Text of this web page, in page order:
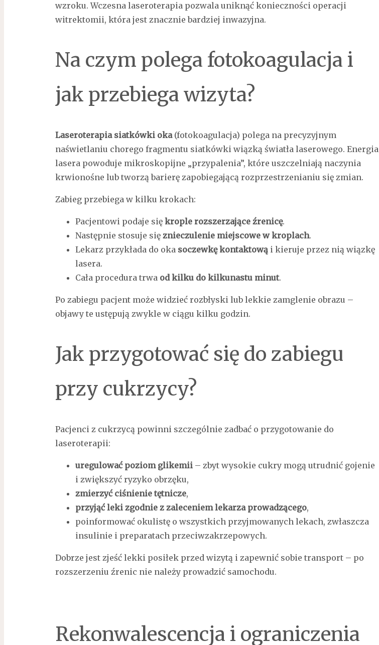
wzroku. Wczesna laseroterapia pozwala uniknąć konieczności operacji
witrektomii, która jest znacznie bardziej inwazyjna.
Na czym polega fotokoagulacja i
jak przebiega wizyta?
Laseroterapia siatkówki oka(fotokoagulacja) polega na precyzyjnym
naświetlaniu chorego fragmentu siatkówki wiązką światła laserowego. Energia
lasera powoduje mikroskopijne „przypalenia”, które uszczelniają naczynia
krwionośne lub tworzą barierę zapobiegającą rozprzestrzenianiu się zmian.
Zabieg przebiega w kilku krokach:
Pacjentowi podaje się krople rozszerzające źrenicę.
Następnie stosuje się znieczulenie miejscowe w kroplach.
Lekarz przykłada do oka soczewkę kontaktowąi kieruje przez nią wiązkę
lasera.
Cała procedura trwa od kilku do kilkunastu minut.
Po zabiegu pacjent może widzieć rozbłyski lub lekkie zamglenie obrazu –
objawy te ustępują zwykle w ciągu kilku godzin.
Jak przygotować się do zabiegu
przy cukrzycy?
Pacjenci z cukrzycą powinni szczególnie zadbać o przygotowanie do
laseroterapii:
uregulować poziom glikemii– zbyt wysokie cukry mogą utrudnić gojenie
i zwiększyć ryzyko obrzęku,
zmierzyć ciśnienie tętnicze,
przyjąć leki zgodnie z zaleceniem lekarza prowadzącego,
poinformować okulistę o wszystkich przyjmowanych lekach, zwłaszcza
insulinie i preparatach przeciwzakrzepowych.
Dobrze jest zjeść lekki posiłek przed wizytą i zapewnić sobie transport – po
rozszerzeniu źrenic nie należy prowadzić samochodu.
Rekonwalescencja i ograniczenia